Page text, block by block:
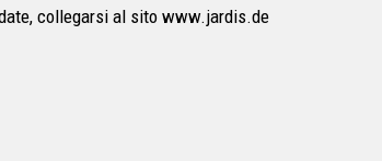
collegarsi al sito www.jardis.de